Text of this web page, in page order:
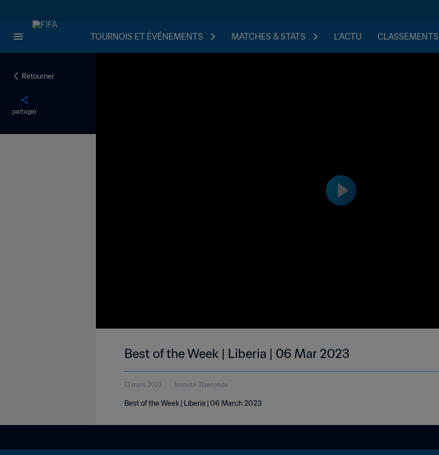
TOURNOIS ET ÉVÉNEMENTS MATCHES & STATS L'ACTU CLASSEMENTS
Retourner
partager
Best of the Week | Liberia | 06 Mar 2023
13 mars 2023 1minute 31seconde
Best of the Week | Liberia | 06 March 2023